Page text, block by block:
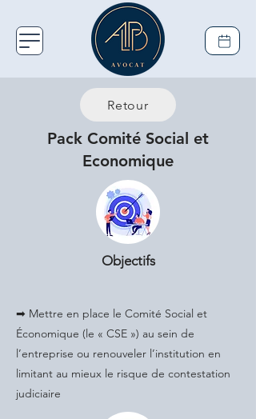
Retour
Pack Comité Social et
Economique
Objectifs
➡ Mettre en place le Comité Social et
Économique (le « CSE ») au sein de
l’entreprise ou renouveler l’institution en
limitant au mieux le risque de contestation
judiciaire